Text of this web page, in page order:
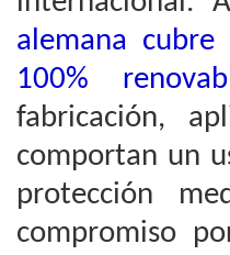
alemana
100%
fabricación,
comportan un
protección
compromiso